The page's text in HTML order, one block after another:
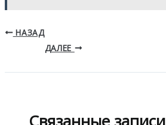
НАЗАД
ДАЛЕЕ